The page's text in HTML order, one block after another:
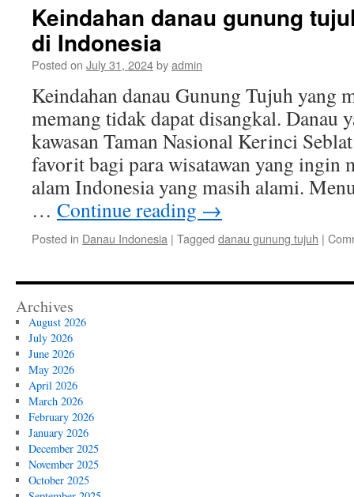
Keindahan danau gunung
di Indonesia
Posted on July 31, 2024byadmin
Keindahan danau Gunung Tujuh yang
memang tidak dapat disangkal. Danau
kawasan Taman Nasional Kerinci
favorit bagi para wisatawan yang ingin
alam Indonesia yang masih alami.
… Continue reading →
Posted in Danau Indonesia | Tagged danau gunung tujuh |
Archives
August 2026
July 2026
June 2026
May 2026
April 2026
March 2026
February 2026
January 2026
December 2025
November 2025
October 2025